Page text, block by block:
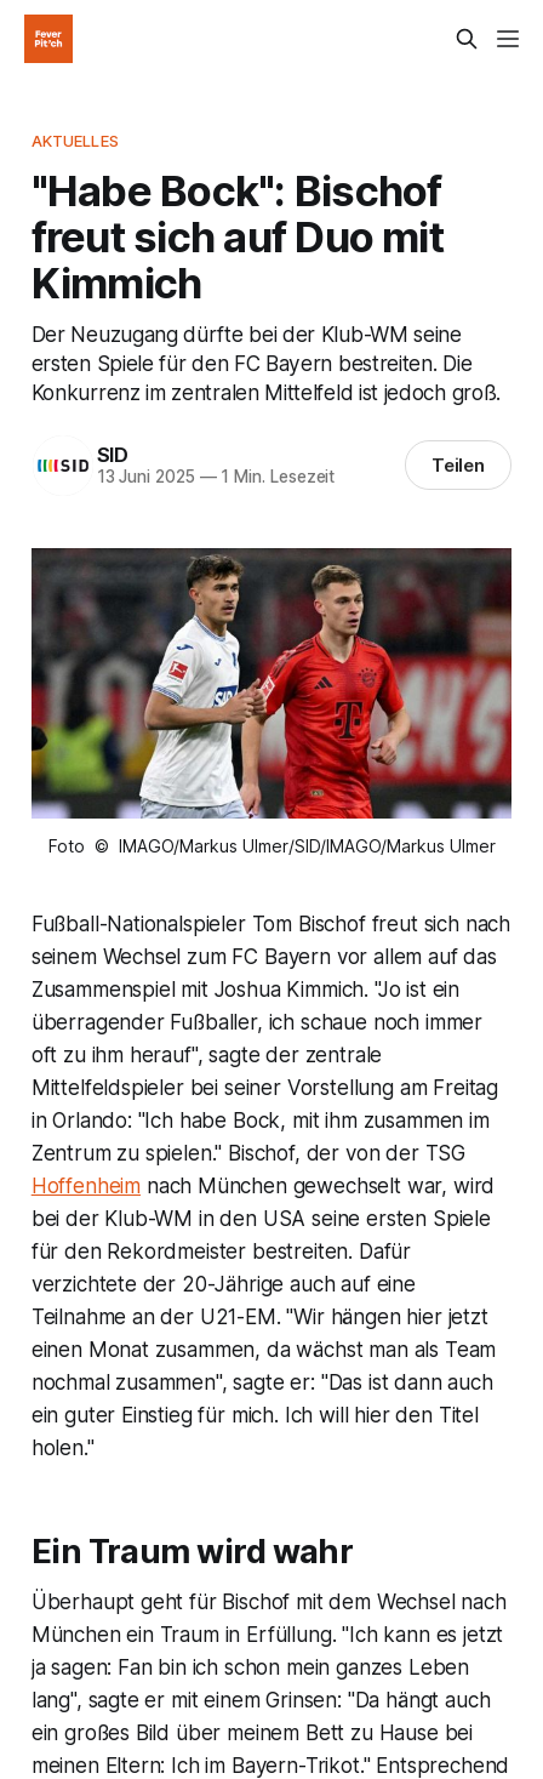
AKTUELLES
"Habe Bock": Bischof
freut sich auf Duo mit
Kimmich
Der Neuzugang dürfte bei der Klub-WM seine
ersten Spiele für den FC Bayern bestreiten. Die
Konkurrenz im zentralen Mittelfeld ist jedoch groß.
SID
13 Juni 2025 —1 Min. Lesezeit Teilen
Foto © IMAGO/Markus Ulmer/SID/IMAGO/Markus Ulmer
Fußball-Nationalspieler Tom Bischof freut sich nach
seinem Wechsel zum FC Bayern vor allem auf das
Zusammenspiel mit Joshua Kimmich. "Jo ist ein
überragender Fußballer, ich schaue noch immer
oft zu ihm herauf", sagte der zentrale
Mittelfeldspieler bei seiner Vorstellung am Freitag
in Orlando: "Ich habe Bock, mit ihm zusammen im
Zentrum zu spielen." Bischof, der von der TSG
Hoffenheim nach München gewechselt war, wird
bei der Klub-WM in den USA seine ersten Spiele
für den Rekordmeister bestreiten. Dafür
verzichtete der 20-Jährige auch auf eine
Teilnahme an der U21-EM. "Wir hängen hier jetzt
einen Monat zusammen, da wächst man als Team
nochmal zusammen", sagte er: "Das ist dann auch
ein guter Einstieg für mich. Ich will hier den Titel
holen."
Ein Traum wird wahr
Überhaupt geht für Bischof mit dem Wechsel nach
München ein Traum in Erfüllung. "Ich kann es jetzt
ja sagen: Fan bin ich schon mein ganzes Leben
lang", sagte er mit einem Grinsen: "Da hängt auch
ein großes Bild über meinem Bett zu Hause bei
meinen Eltern: Ich im Bayern-Trikot." Entsprechend